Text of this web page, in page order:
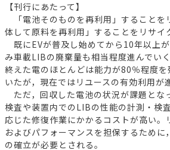
【刊行にあたって】
「電池そのものを再利用」することを
体して原料を再利用」することをリサイ
既にEVが普及し始めてから10年以上
み車載LIBの廃棄量も相当程度進んでい
終えた電のほとんどは能力が80％程度
いたが，現在ではリユースの有効利用が
ただ，回収した電池の状況が課題とな
検査や装置内でのLIBの性能の計測・検
応じた修復作業にかかるコストが高い。
およびパフォーマンスを担保するために
の確立が必要とされる。